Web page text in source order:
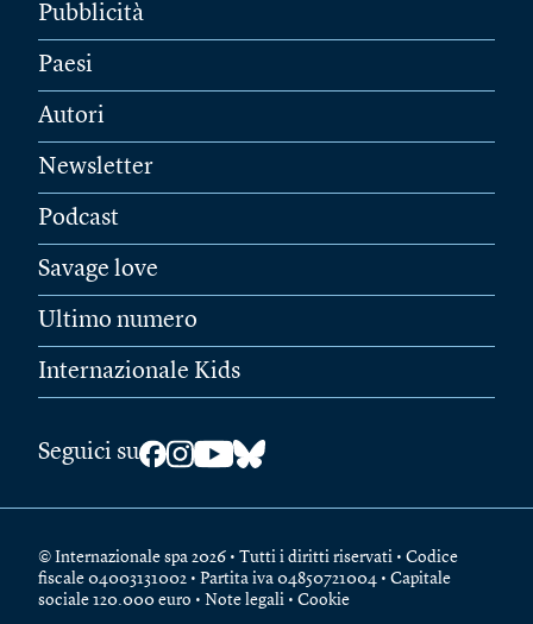
Pubblicità
Paesi
Autori
Newsletter
Podcast
Savage love
Ultimo numero
Internazionale Kids
Seguici su
© Internazionale spa 2026 • Tutti i diritti riservati • Codice
fiscale 04003131002 • Partita iva 04850721004 • Capitale
sociale 120.000 euro • Note legali • Cookie